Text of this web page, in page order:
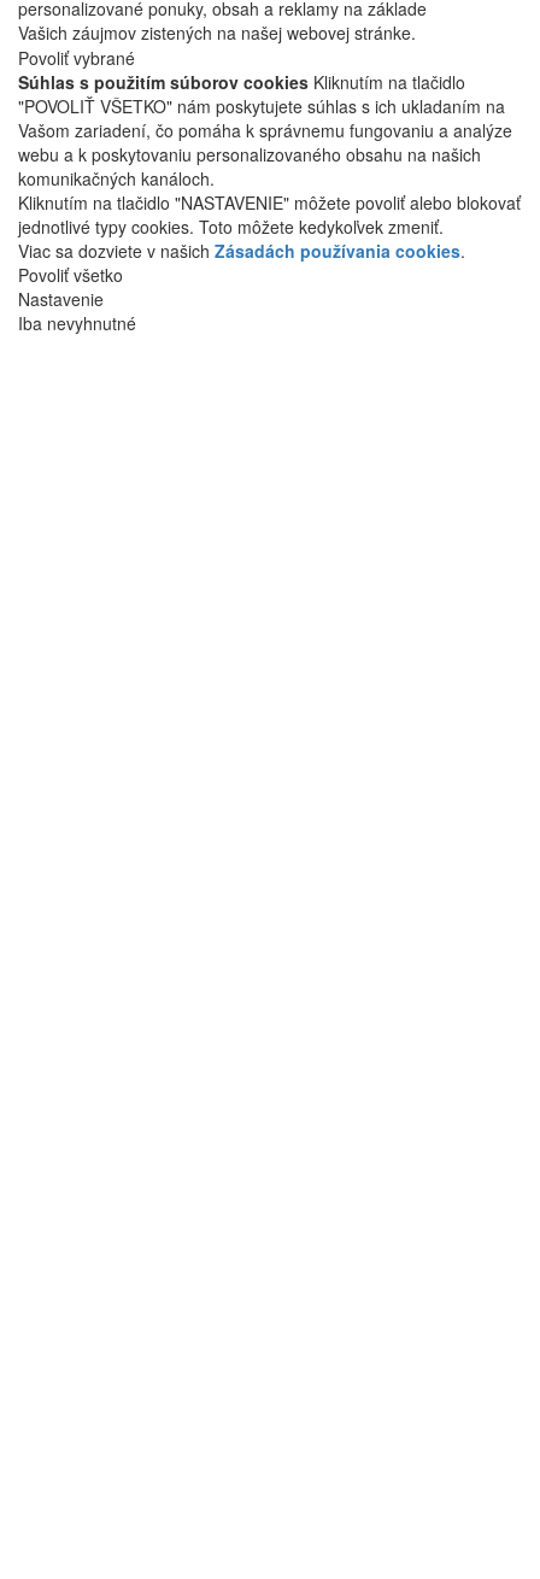
personalizované ponuky, obsah a reklamy na základe
Vašich záujmov zistených na našej webovej stránke.
Povoliť vybrané
Súhlas s použitím súborov cookies Kliknutím na tlačidlo
"POVOLIŤ VŠETKO" nám poskytujete súhlas s ich ukladaním na
Vašom zariadení, čo pomáha k správnemu fungovaniu a analýze
webu a k poskytovaniu personalizovaného obsahu na našich
komunikačných kanáloch.
Kliknutím na tlačidlo "NASTAVENIE" môžete povoliť alebo blokovať
jednotlivé typy cookies. Toto môžete kedykoľvek zmeniť.
Viac sa dozviete v našich Zásadách používania cookies.
Povoliť všetko
Nastavenie
Iba nevyhnutné